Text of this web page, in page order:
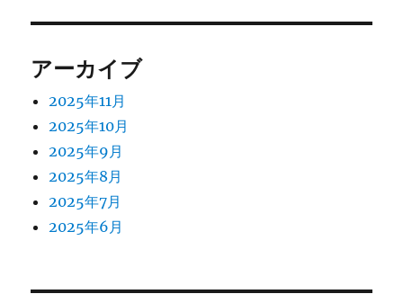
アーカイブ
2025年11月
2025年10月
2025年9月
2025年8月
2025年7月
2025年6月